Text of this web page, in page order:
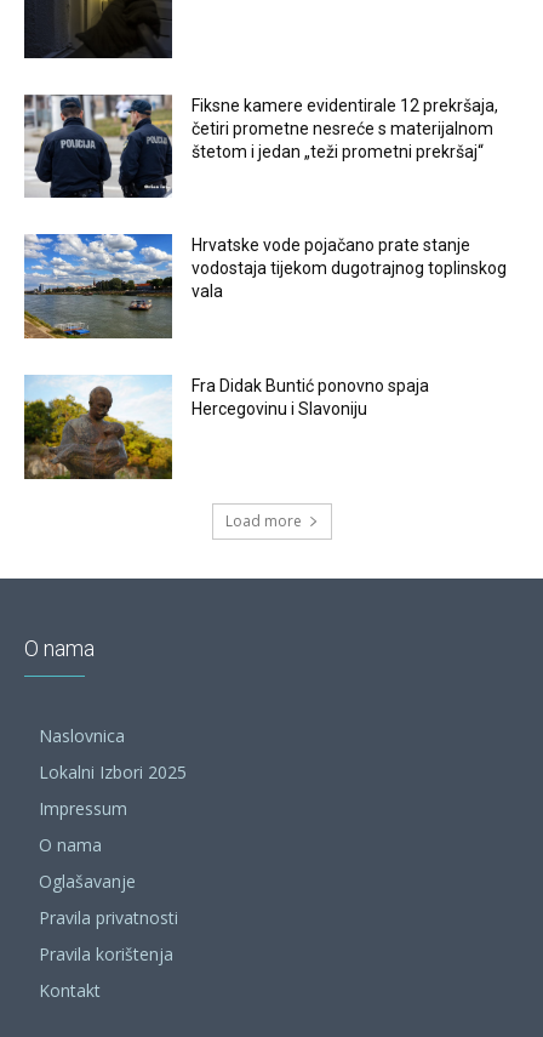
Fiksne kamere evidentirale 12 prekršaja,
četiri prometne nesreće s materijalnom
štetom i jedan „teži prometni prekršaj“
Hrvatske vode pojačano prate stanje
vodostaja tijekom dugotrajnog toplinskog
vala
Fra Didak Buntić ponovno spaja
Hercegovinu i Slavoniju
Load more
O nama
Naslovnica
Lokalni Izbori 2025
Impressum
O nama
Oglašavanje
Pravila privatnosti
Pravila korištenja
Kontakt